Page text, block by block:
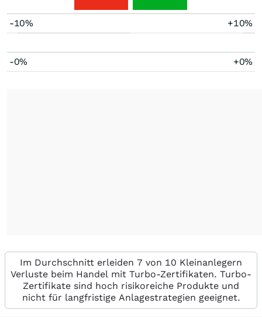
-10% +10%
-0% +0%
Im Durchschnitt erleiden 7 von 10 Kleinanlegern
Verluste beim Handel mit Turbo-Zertifikaten. Turbo-
Zertifikate sind hoch risikoreiche Produkte und
nicht für langfristige Anlagestrategien geeignet.